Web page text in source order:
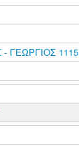
ΓΕΩΡΓΙΟΣ 1115